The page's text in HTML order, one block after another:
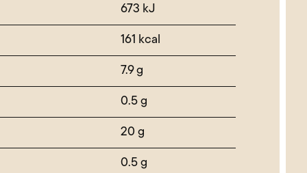
673 kJ
161 kcal
7.9 g
0.5 g
20 g
0.5 g